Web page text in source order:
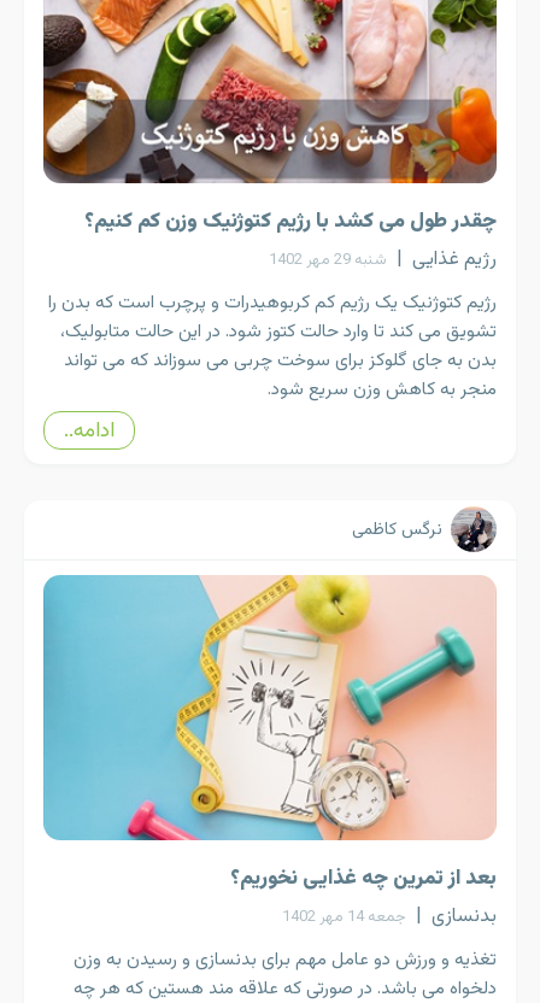
چقدر طول می کشد با رژیم کتوژنیک وزن کم کنیم؟
رژیم غذایی | شنبه 29 مهر 1402
رژیم کتوژنیک یک رژیم کم کربوهیدرات و پرچرب است که بدن را
تشویق می کند تا وارد حالت کتوز شود. در این حالت متابولیک،
بدن به جای گلوکز برای سوخت چربی می سوزاند که می تواند
منجر به کاهش وزن سریع شود.
ادامه..
نرگس کاظمی
بعد از تمرین چه غذایی نخوریم؟
بدنسازی | جمعه 14 مهر 1402
تغذیه و ورزش دو عامل مهم برای بدنسازی و رسیدن به وزن
دلخواه می باشد. در صورتی که علاقه مند هستین که هر چه